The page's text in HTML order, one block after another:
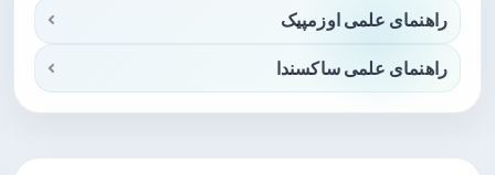
راهنمای علمی اوزمپیک
راهنمای علمی ساکسندا